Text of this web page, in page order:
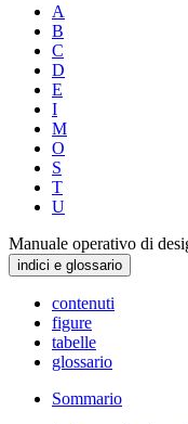
A
B
C
D
E
I
M
O
S
T
U
Manuale operativo di
indici e glossario
contenuti
figure
tabelle
glossario
Sommario